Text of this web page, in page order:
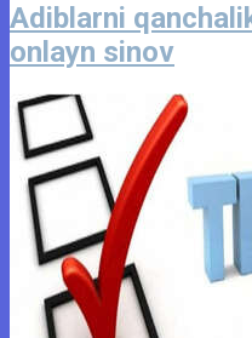
Adiblarni
onlayn sinov